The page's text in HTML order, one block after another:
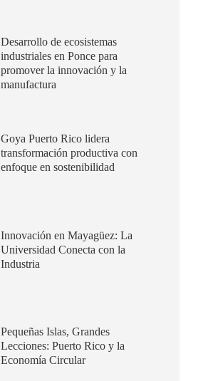
Desarrollo de ecosistemas
industriales en Ponce para
promover la innovación y la
manufactura
Goya Puerto Rico lidera
transformación productiva con
enfoque en sostenibilidad
Innovación en Mayagüez: La
Universidad Conecta con la
Industria
Pequeñas Islas, Grandes
Lecciones: Puerto Rico y la
Economía Circular